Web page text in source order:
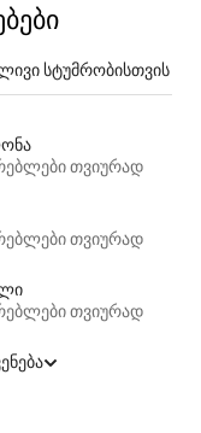
სტუმრობისთვის
თვიურად
თვიურად
თვიურად